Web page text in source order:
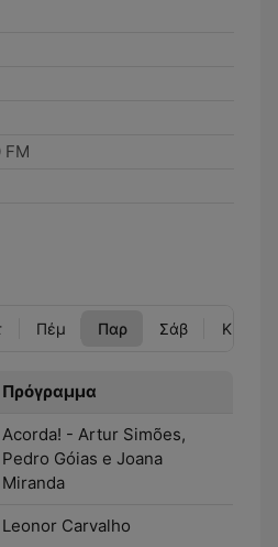
FM
Πέμ Παρ Σάβ Κυρ
Πρόγραμμα
Acorda! - Artur Simões,
Pedro Góias e Joana
Miranda
Leonor Carvalho